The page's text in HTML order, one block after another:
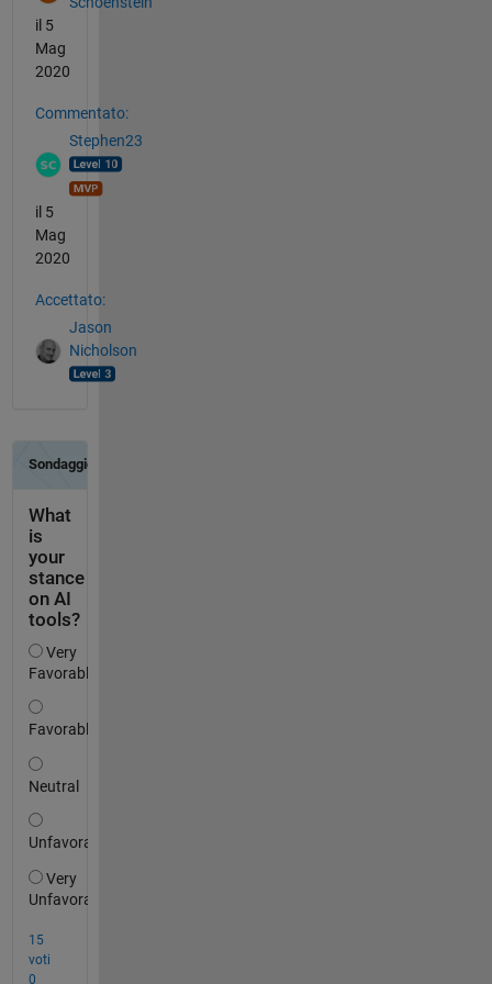
il 5
Mag
2020
Commentato:
Stephen23
il 5
Mag
2020
Accettato:
Jason
Nicholson